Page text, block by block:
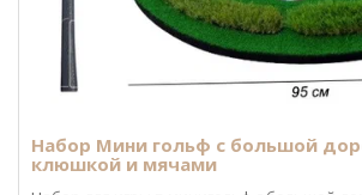
Набор Мини гольф c большой
клюшкой и мячами